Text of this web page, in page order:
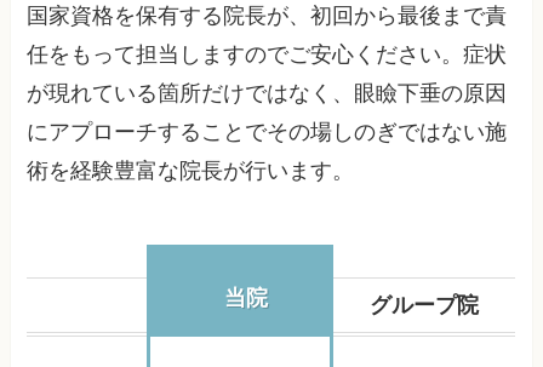
国家資格を保有する院長が、初回から最後まで責
任をもって担当しますのでご安心ください。症状
が現れている箇所だけではなく、眼瞼下垂の原因
にアプローチすることでその場しのぎではない施
術を経験豊富な院長が行います。
当院 グループ院